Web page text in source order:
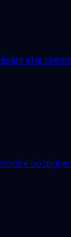
et le
où